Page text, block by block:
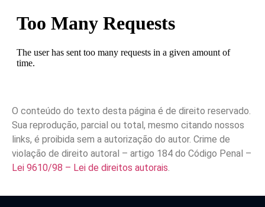
O conteúdo do texto desta página é de direito reservado.
Sua reprodução, parcial ou total, mesmo citando nossos
links, é proibida sem a autorização do autor. Crime de
violação de direito autoral – artigo 184 do Código Penal –
Lei 9610/98 – Lei de direitos autorais.